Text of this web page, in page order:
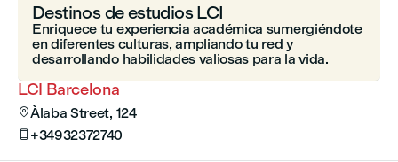
LCI Barcelona
Àlaba Street, 124
 +34932372740
Destinos de estudios LCI
Enriquece tu experiencia académica sumergiéndote
en diferentes culturas, ampliando tu red y
desarrollando habilidades valiosas para la vida.